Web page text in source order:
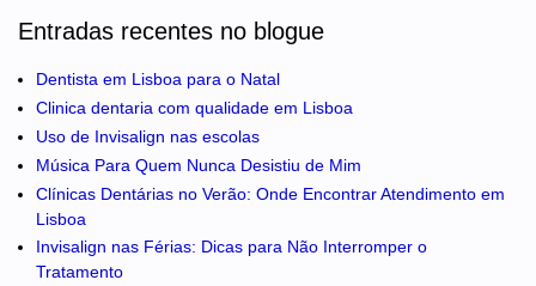
Entradas recentes no blogue
Dentista em Lisboa para o Natal
Clinica dentaria com qualidade em Lisboa
Uso de Invisalign nas escolas
Música Para Quem Nunca Desistiu de Mim
Clínicas Dentárias no Verão: Onde Encontrar Atendimento em
Lisboa
Invisalign nas Férias: Dicas para Não Interromper o
Tratamento